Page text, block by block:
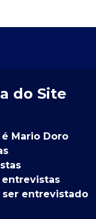
do Site
Mario Doro
entrevistas
ser entrevistado